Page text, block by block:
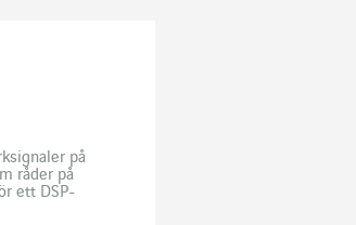
på
råder på
ett DSP-